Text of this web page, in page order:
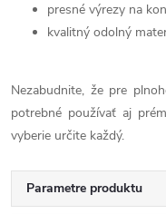
presné výrezy na
kvalitný odolný
Nezabudnite, že pre
potrebné používať aj
vyberie určite každý.
Parametre produktu